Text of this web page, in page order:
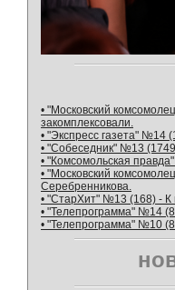
• "Московский
закомплексовали.
• "Экспресс газета" №14
• "Собеседник" №13
• "Комсомольская
• "Московский
Серебренникова.
• "СтарХит" №13 (168) - К
• "Телепрограмма" №14
• "Телепрограмма" №10